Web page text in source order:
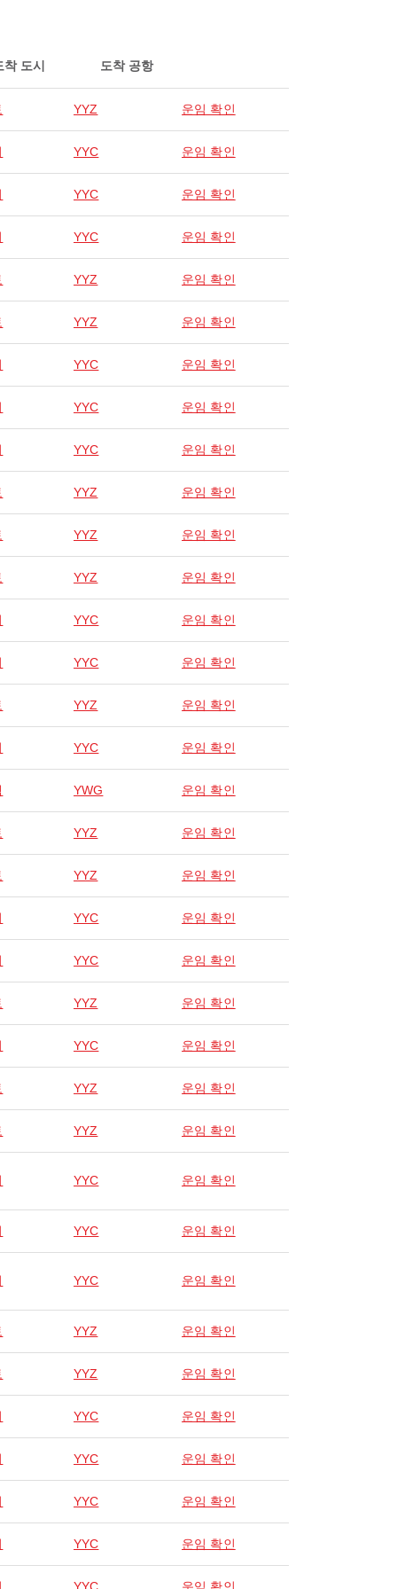
착 도시 도착 공항
YYZ 운임 확인
YYC 운임 확인
YYC 운임 확인
YYC 운임 확인
YYZ 운임 확인
YYZ 운임 확인
YYC 운임 확인
YYC 운임 확인
YYC 운임 확인
YYZ 운임 확인
YYZ 운임 확인
YYZ 운임 확인
YYC 운임 확인
YYC 운임 확인
YYZ 운임 확인
YYC 운임 확인
YWG 운임 확인
YYZ 운임 확인
YYZ 운임 확인
YYC 운임 확인
YYC 운임 확인
YYZ 운임 확인
YYC 운임 확인
YYZ 운임 확인
YYZ 운임 확인
YYC 운임 확인
YYC 운임 확인
YYC 운임 확인
YYZ 운임 확인
YYZ 운임 확인
YYC 운임 확인
YYC 운임 확인
YYC 운임 확인
YYC 운임 확인